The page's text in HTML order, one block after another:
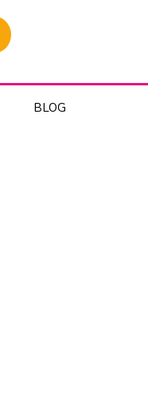
BLOG